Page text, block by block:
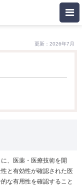
更新：2026年7月
、医薬・医療技術を開
と有効性が確認された医
な有用性を確認すること